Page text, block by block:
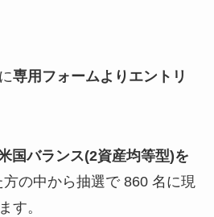
専用フォームよりエントリ
国バランス(2資産均等型)を
方の中から抽選で 860 名に現
す。